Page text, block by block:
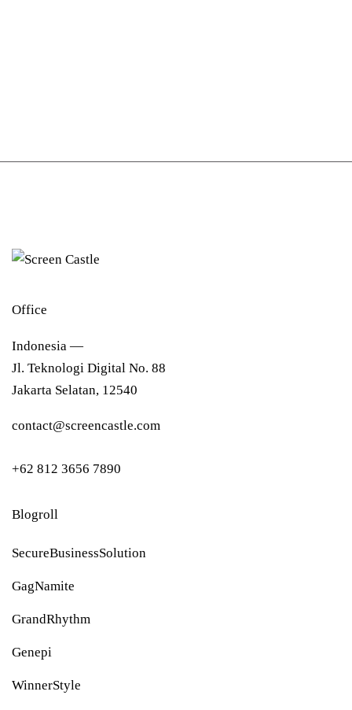
Office
Indonesia —
Jl. Teknologi Digital No. 88
Jakarta Selatan, 12540
contact@screencastle.com
+62 812 3656 7890
Blogroll
SecureBusinessSolution
GagNamite
GrandRhythm
Genepi
WinnerStyle